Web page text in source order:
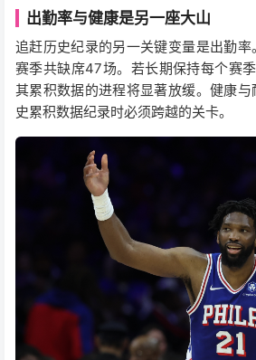
出勤率与健康是另一座大山
追赶历史纪录的另一关键变量是出勤
赛季共缺席47场。若长期保持每个赛季
其累积数据的进程将显著放缓。健康
史累积数据纪录时必须跨越的关卡。